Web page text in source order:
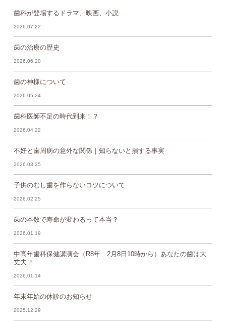
歯科が登場するドラマ、映画、小説
2026.07.22
歯の治療の歴史
2026.06.20
歯の神様について
2026.05.24
歯科医師不足の時代到来！？
2026.04.22
不妊と歯周病の意外な関係｜知らないと損する事実
2026.03.25
子供のむし歯を作らないコツについて
2026.02.25
歯の本数で寿命が変わるって本当？
2026.01.19
中高年歯科保健講演会（R8年 2月8日10時から）あなたの歯は大
丈夫？
2026.01.14
年末年始の休診のお知らせ
2025.12.29